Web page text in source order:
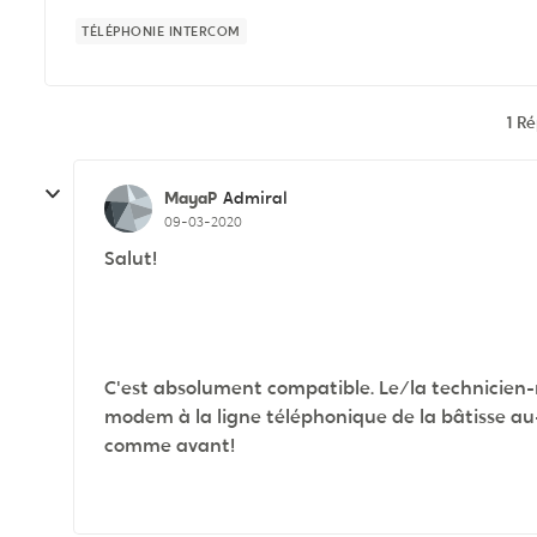
TÉLÉPHONIE INTERCOM
1
MayaP Admiral
09-03-2020
Salut!
C'est absolument compatible. Le/la
modem à la ligne téléphonique de la bâtisse
comme avant!